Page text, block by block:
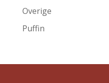
Overige
Puffin